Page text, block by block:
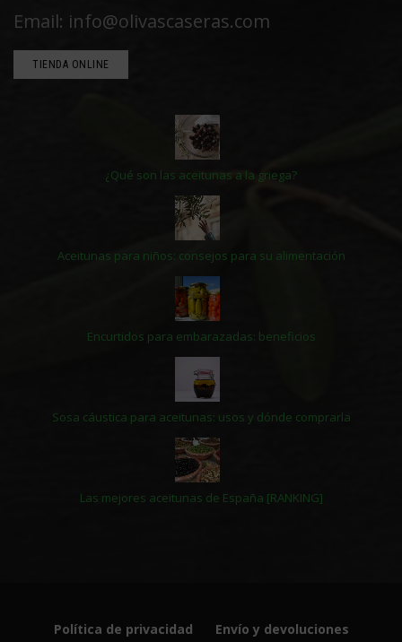
Email: info@olivascaseras.com
TIENDA ONLINE
¿Qué son las aceitunas a la griega?
Aceitunas para niños: consejos para su alimentación
Encurtidos para embarazadas: beneficios
Sosa cáustica para aceitunas: usos y dónde comprarla
Las mejores aceitunas de España [RANKING]
Política de privacidad Envío y devoluciones